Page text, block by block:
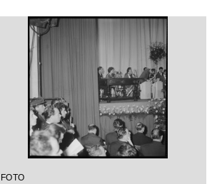
FOTO